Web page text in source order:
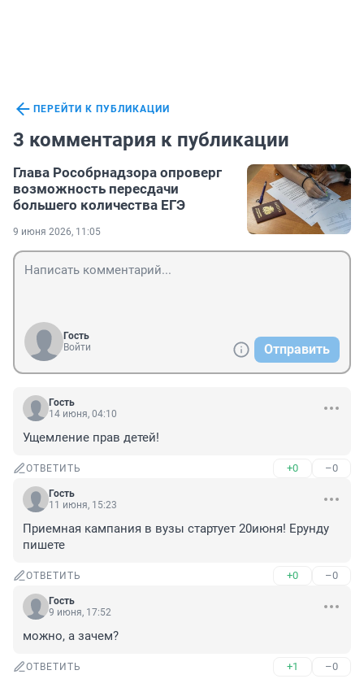
ПЕРЕЙТИ К ПУБЛИКАЦИИ
3 комментария к публикации
Глава Рособрнадзора опроверг
возможность пересдачи
большего количества ЕГЭ
9 июня 2026, 11:05
Гость
Войти
Отправить
Гость
14 июня, 04:10
Ущемление прав детей!
ОТВЕТИТЬ +0 –0
Гость
11 июня, 15:23
Приемная кампания в вузы стартует 20июня! Ерунду
пишете
ОТВЕТИТЬ +0 –0
Гость
9 июня, 17:52
можно, а зачем?
ОТВЕТИТЬ +1 –0